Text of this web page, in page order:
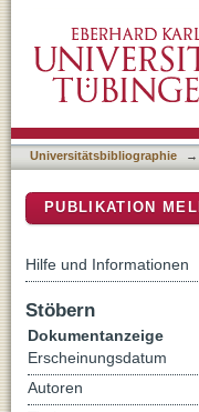
Universitätsbibliographie →
PUBLIKATION
Hilfe und Informationen
Stöbern
Dokumentanzeige
Erscheinungsdatum
Autoren